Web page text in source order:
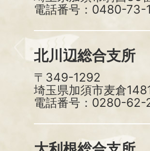
電話番号：0480-73-
北川辺総合支所
〒349-1292
埼玉県加須市麦倉
電話番号：0280-62-